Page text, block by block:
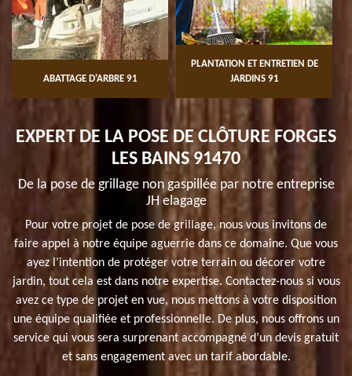
ABATTAGE D'ARBRE 91
PLANTATION ET ENTRETIEN DE
JARDINS 91
EXPERT DE LA POSE DE CLÔTURE FORGES
LES BAINS 91470
De la pose de grillage non gaspillée par notre entreprise
JH elagage
Pour votre projet de pose de grillage, nous vous invitons de
faire appel à notre équipe aguerrie dans ce domaine. Que vous
ayez l’intention de protéger votre terrain ou décorer votre
jardin, tout cela est dans notre expertise. Contactez-nous si vous
avez ce type de projet en vue, nous mettons à votre disposition
une équipe qualifiée et professionnelle. De plus, nous offrons un
service qui vous sera surprenant accompagné d’un devis gratuit
et sans engagement avec un tarif abordable.